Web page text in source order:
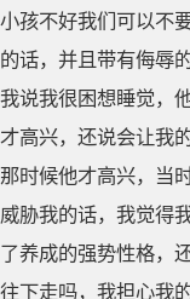
小孩不好我们可以不
的话，并且带有侮辱
我说我很困想睡觉，
才高兴，还说会让我
那时候他才高兴，当
威胁我的话，我觉得
了养成的强势性格，
往下走吗，我担心我